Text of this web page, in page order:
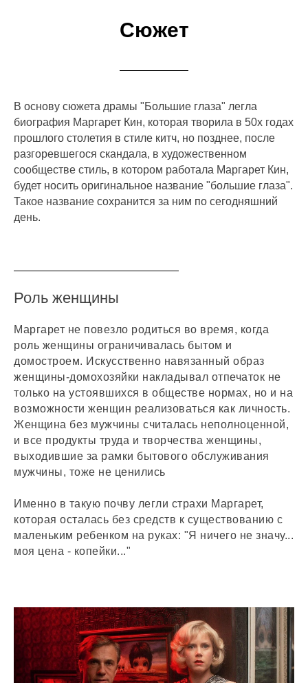
Сюжет
В основу сюжета драмы "Большие глаза" легла
биография Маргарет Кин, которая творила в 50х годах
прошлого столетия в стиле китч, но позднее, после
разгоревшегося скандала, в художественном
сообществе стиль, в котором работала Маргарет Кин,
будет носить оригинальное название "большие глаза".
Такое название сохранится за ним по сегодняшний
день.
Роль женщины
Маргарет не повезло родиться во время, когда
роль женщины ограничивалась бытом и
домостроем. Искусственно навязанный образ
женщины-домохозяйки накладывал отпечаток не
только на устоявшихся в обществе нормах, но и на
возможности женщин реализоваться как личность.
Женщина без мужчины считалась неполноценной,
и все продукты труда и творчества женщины,
выходившие за рамки бытового обслуживания
мужчины, тоже не ценились
Именно в такую почву легли страхи Маргарет,
которая осталась без средств к существованию с
маленьким ребенком на руках: "Я ничего не значу...
моя цена - копейки..."